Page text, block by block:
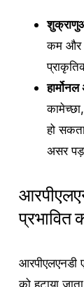
कम और
हो
असर
प्रभावित
आरपीएलएनडी